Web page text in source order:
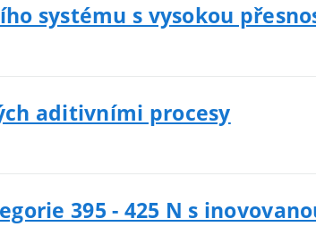
systému s vysokou
aditivními procesy
395 - 425 N s